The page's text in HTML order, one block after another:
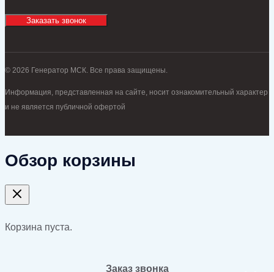
Заказать звонок
© 2026 Генератор МСК. Все права защищены.
Информация, представленная на сайте, носит ознакомительный характер
и не является публичной офертой
Обзор корзины
Корзина пуста.
Заказ звонка